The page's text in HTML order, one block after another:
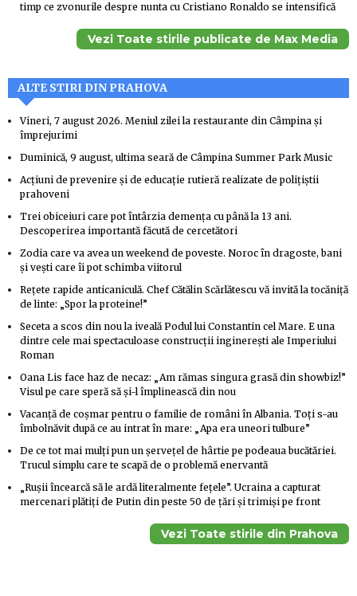
timp ce zvonurile despre nunta cu Cristiano Ronaldo se intensifică
Vezi Toate stirile publicate de Max Media
ALTE STIRI DIN PRAHOVA
Vineri, 7 august 2026. Meniul zilei la restaurante din Câmpina și
împrejurimi
Duminică, 9 august, ultima seară de Câmpina Summer Park Music
Acțiuni de prevenire și de educație rutieră realizate de polițiștii
prahoveni
Trei obiceiuri care pot întârzia demența cu până la 13 ani.
Descoperirea importantă făcută de cercetători
Zodia care va avea un weekend de poveste. Noroc în dragoste, bani
și vești care îi pot schimba viitorul
Rețete rapide anticaniculă. Chef Cătălin Scărlătescu vă invită la tocăniță
de linte: „Spor la proteine!”
Seceta a scos din nou la iveală Podul lui Constantin cel Mare. E una
dintre cele mai spectaculoase construcții inginerești ale Imperiului
Roman
Oana Lis face haz de necaz: „Am rămas singura grasă din showbiz!”
Visul pe care speră să și-l împlinească din nou
Vacanță de coșmar pentru o familie de români în Albania. Toți s-au
îmbolnăvit după ce au intrat în mare: „Apa era uneori tulbure”
De ce tot mai mulți pun un șervețel de hârtie pe podeaua bucătăriei.
Trucul simplu care te scapă de o problemă enervantă
„Rușii încearcă să le ardă literalmente fețele”. Ucraina a capturat
mercenari plătiți de Putin din peste 50 de țări și trimiși pe front
Vezi Toate stirile din Prahova